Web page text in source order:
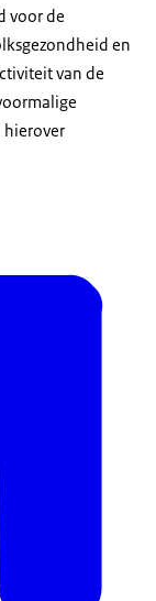
voor de
en
van de
hierover